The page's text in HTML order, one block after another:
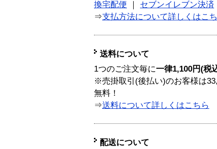
換宅配便
セブンイレブン決済
⇒支払方法について詳しくはこ
送料について
1つのご注文毎に一律1,100円(税
※売掛取引(後払い)のお客様は
無料！
⇒送料について詳しくはこちら
配送について